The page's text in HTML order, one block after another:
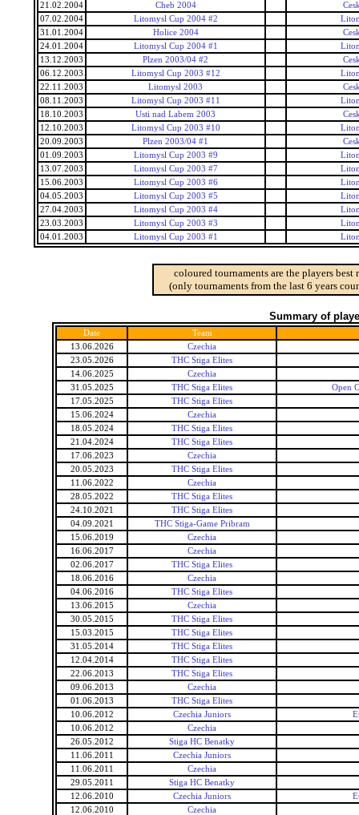
21.02.2004
Cheb 2004
07.02.2004
Litomysl Cup 2004 #2
31.01.2004
Holice 2004
24.01.2004
Litomysl Cup 2004 #1
13.12.2003
Plzen 2003/04 #2
06.12.2003
Litomysl Cup 2003 #12
22.11.2003
Litomysl 2003
08.11.2003
Litomysl Cup 2003 #11
18.10.2003
Usti nad Labem 2003
12.10.2003
Litomysl Cup 2003 #10
20.09.2003
Plzen 2003/04 #1
01.09.2003
Litomysl Cup 2003 #9
13.07.2003
Litomysl Cup 2003 #7
15.06.2003
Litomysl Cup 2003 #6
04.05.2003
Litomysl Cup 2003 #5
27.04.2003
Litomysl Cup 2003 #4
23.03.2003
Litomysl Cup 2003 #3
04.01.2003
Litomysl Cup 2003 #1
coloured tournaments are the players
(only tournaments from the last 6 years
Summary of
Date
Team
13.06.2026
Czechia
23.05.2026
THC Stiga Elites
14.06.2025
Czechia
31.05.2025
THC Stiga Elites
Open
17.05.2025
THC Stiga Elites
15.06.2024
Czechia
18.05.2024
THC Stiga Elites
21.04.2024
THC Stiga Elites
17.06.2023
Czechia
20.05.2023
THC Stiga Elites
11.06.2022
Czechia
28.05.2022
THC Stiga Elites
24.10.2021
THC Stiga Elites
04.09.2021
THC Stiga-Game Pribram
15.06.2019
Czechia
16.06.2017
Czechia
02.06.2017
THC Stiga Elites
18.06.2016
Czechia
04.06.2016
THC Stiga Elites
13.06.2015
Czechia
30.05.2015
THC Stiga Elites
15.03.2015
THC Stiga Elites
31.05.2014
THC Stiga Elites
12.04.2014
THC Stiga Elites
22.06.2013
THC Stiga Elites
09.06.2013
Czechia
01.06.2013
THC Stiga Elites
10.06.2012
Czechia Juniors
10.06.2012
Czechia
26.05.2012
Stiga HC Benatky
11.06.2011
Czechia Juniors
11.06.2011
Czechia
29.05.2011
Stiga HC Benatky
12.06.2010
Czechia Juniors
12.06.2010
Czechia